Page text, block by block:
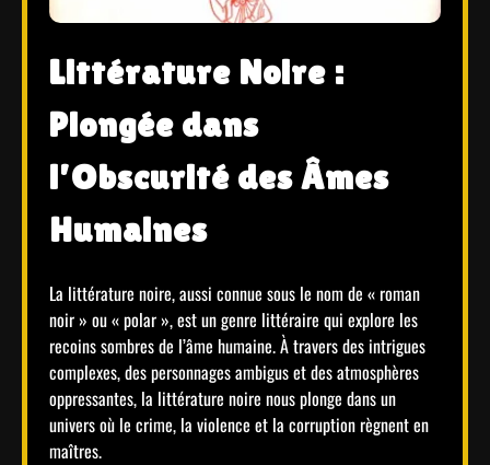
Littérature Noire :
Plongée dans
l’Obscurité des Âmes
Humaines
La littérature noire, aussi connue sous le nom de « roman
noir » ou « polar », est un genre littéraire qui explore les
recoins sombres de l’âme humaine. À travers des intrigues
complexes, des personnages ambigus et des atmosphères
oppressantes, la littérature noire nous plonge dans un
univers où le crime, la violence et la corruption règnent en
maîtres.